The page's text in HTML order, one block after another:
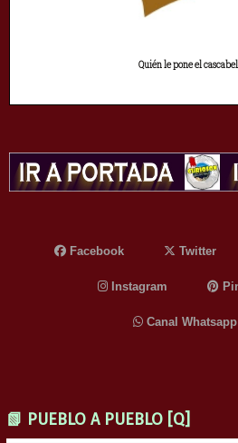
Quién le pone el
Facebook Twitter
Instagram
Canal Whatsapp
📗 PUEBLO A PUEBLO [Q]